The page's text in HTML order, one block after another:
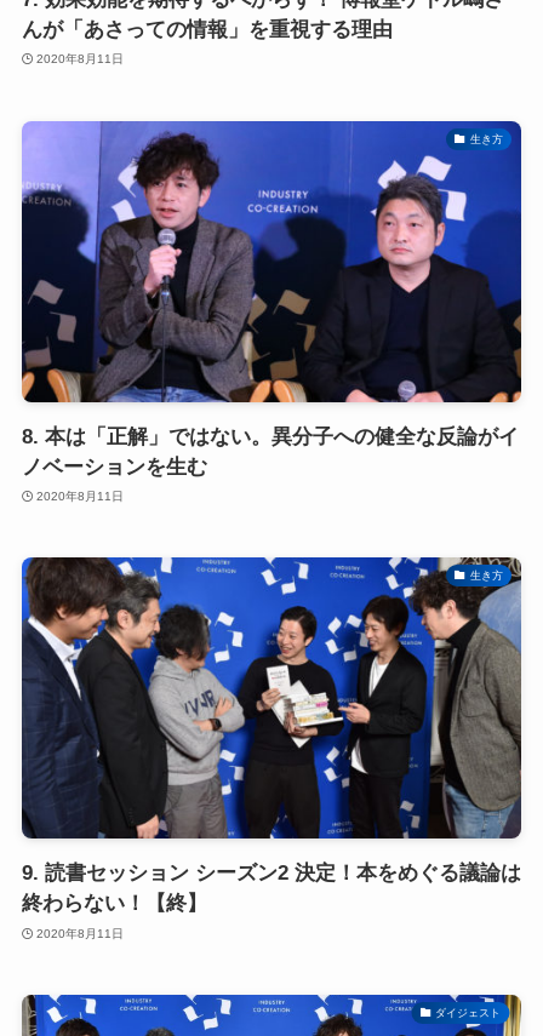
んが「あさっての情報」を重視する理由
2020年8月11日
生き方
8. 本は「正解」ではない。異分子への健全な反論がイ
ノベーションを生む
2020年8月11日
生き方
9. 読書セッション シーズン2 決定！本をめぐる議論は
終わらない！【終】
2020年8月11日
ダイジェスト